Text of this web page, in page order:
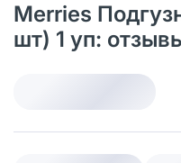
Merries
шт) 1 уп: